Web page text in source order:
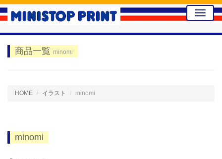
Toggle
商品一覧 minomi
HOME イラスト minomi
minomi